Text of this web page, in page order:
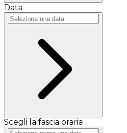
Data
Scegli la fascia oraria